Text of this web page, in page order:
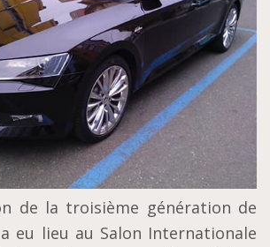
de la troisième génération de
eu lieu au Salon Internationale